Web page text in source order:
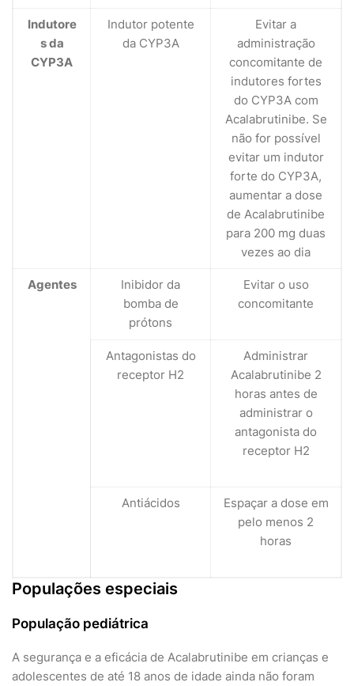
Indutore
s da
CYP3A
Indutor potente
da CYP3A
Evitar a
administração
concomitante de
indutores fortes
do CYP3A com
Acalabrutinibe. Se
não for possível
evitar um indutor
forte do CYP3A,
aumentar a dose
de Acalabrutinibe
para 200 mg duas
vezes ao dia
Agentes
Inibidor da
bomba de
prótons
Evitar o uso
concomitante
Antagonistas do
receptor H2
Administrar
Acalabrutinibe 2
horas antes de
administrar o
antagonista do
receptor H2
Antiácidos
Espaçar a dose em
pelo menos 2
horas
Populações especiais
População pediátrica
A segurança e a eficácia de Acalabrutinibe em crianças e
adolescentes de até 18 anos de idade ainda não foram